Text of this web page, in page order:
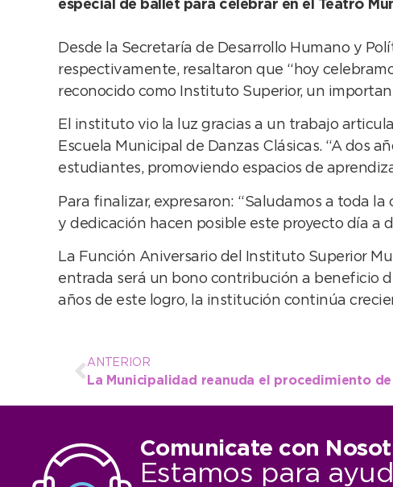
especial de ballet para celebrar en el Teatro
Desde la Secretaría de Desarrollo Humano y
respectivamente, resaltaron que “hoy
reconocido como Instituto Superior, un
El instituto vio la luz gracias a un trabajo
Escuela Municipal de Danzas Clásicas. “A dos
estudiantes, promoviendo espacios de
Para finalizar, expresaron: “Saludamos a toda
y dedicación hacen posible este proyecto día a
La Función Aniversario del Instituto Superior
entrada será un bono contribución a beneficio
años de este logro, la institución continúa
ANTERIOR
Comunicate con
Estamos para